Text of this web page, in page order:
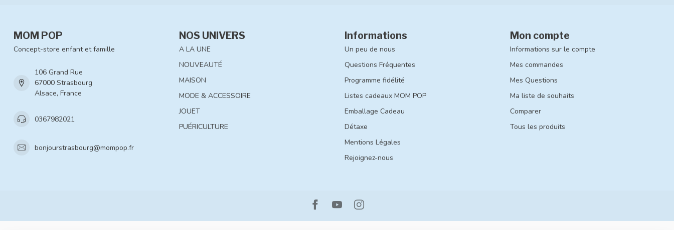
MOM POP
Concept-store enfant et famille
106 Grand Rue
67000 Strasbourg
Alsace, France
0367982021
bonjourstrasbourg@mompop.fr
NOS UNIVERS
A LA UNE
NOUVEAUTÉ
MAISON
MODE & ACCESSOIRE
JOUET
PUÉRICULTURE
Informations
Un peu de nous
Questions Fréquentes
Programme fidélité
Listes cadeaux MOM POP
Emballage Cadeau
Détaxe
Mentions Légales
Rejoignez-nous
Mon compte
Informations sur le compte
Mes commandes
Mes Questions
Ma liste de souhaits
Comparer
Tous les produits